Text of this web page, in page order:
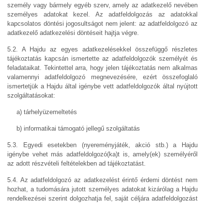
személy vagy bármely egyéb szerv, amely az adatkezelő nevében
személyes adatokat kezel. Az adatfeldolgozás az adatokkal
kapcsolatos döntési jogosultságot nem jelent: az adatfeldolgozó az
adatkezelő adatkezelési döntéseit hajtja végre.
5.2. A Hajdu az egyes adatkezelésekkel összefüggő részletes
tájékoztatás kapcsán ismertette az adatfeldolgozók személyét és
feladataikat. Tekintettel arra, hogy jelen tájékoztatás nem alkalmas
valamennyi adatfeldolgozó megnevezésére, ezért összefoglaló
ismertetjük a Hajdu által igénybe vett adatfeldolgozók által nyújtott
szolgáltatásokat:
a) tárhelyüzemeltetés
b) informatikai támogató jellegű szolgáltatás
5.3. Egyedi esetekben (nyereményjáték, akció stb.) a Hajdu
igénybe vehet más adatfeldolgozó(ka)t is, amely(ek) személyéről
az adott részvételi feltételekben ad tájékoztatást.
5.4. Az adatfeldolgozó az adatkezelést érintő érdemi döntést nem
hozhat, a tudomására jutott személyes adatokat kizárólag a Hajdu
rendelkezései szerint dolgozhatja fel, saját céljára adatfeldolgozást